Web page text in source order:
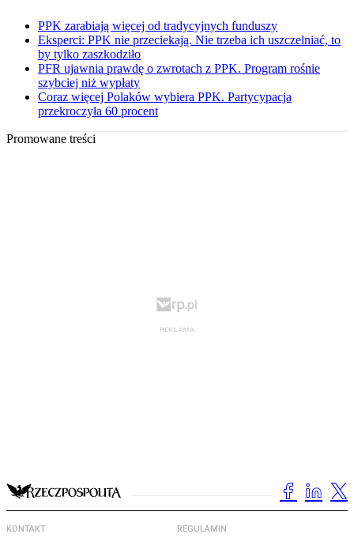
PPK zarabiają więcej od tradycyjnych funduszy
Eksperci: PPK nie przeciekają. Nie trzeba ich uszczelniać, to
by tylko zaszkodziło
PFR ujawnia prawdę o zwrotach z PPK. Program rośnie
szybciej niż wypłaty
Coraz więcej Polaków wybiera PPK. Partycypacja
przekroczyła 60 procent
Promowane treści
KONTAKT REGULAMIN